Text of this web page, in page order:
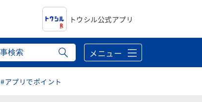
トウシル公式アプリ
メニュー
#アプリでポイント